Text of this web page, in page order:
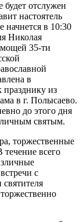
будет отслужен
настоятель
начнется в 10:30
Николая
мощей 35-ти
в
празднику из
в г. Полысаево.
до этого дня
святым.
торжественные
всего
с